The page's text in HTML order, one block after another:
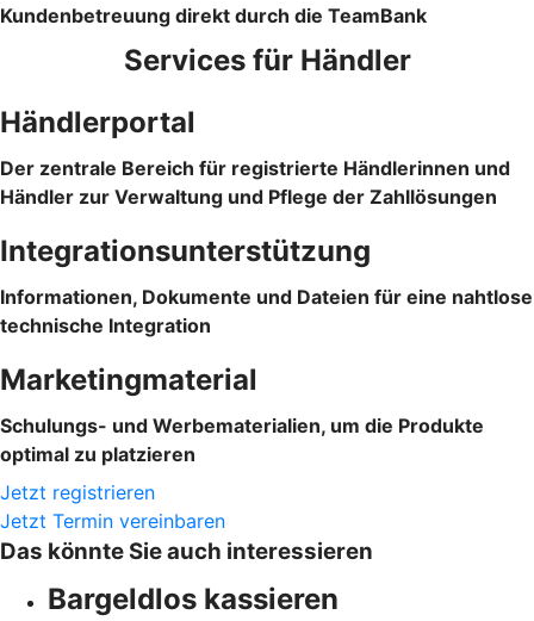
Kundenbetreuung direkt durch die TeamBank
Services für Händler
Händlerportal
Der zentrale Bereich für registrierte Händlerinnen und
Händler zur Verwaltung und Pflege der Zahllösungen
Integrationsunterstützung
Informationen, Dokumente und Dateien für eine nahtlose
technische Integration
Marketingmaterial
Schulungs- und Werbematerialien, um die Produkte
optimal zu platzieren
Jetzt registrieren
Jetzt Termin vereinbaren
Das könnte Sie auch interessieren
Bargeldlos kassieren